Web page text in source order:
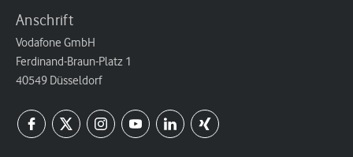
Anschrift
Vodafone GmbH
Ferdinand-Braun-Platz 1
40549 Düsseldorf